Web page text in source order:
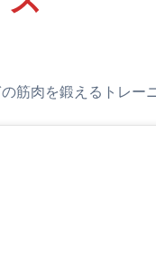
筋肉を鍛えるトレー